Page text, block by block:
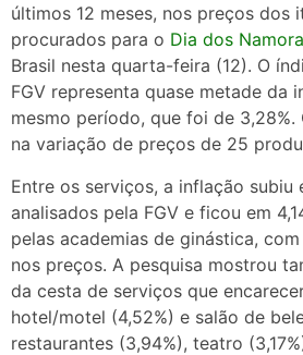
últimos 12 meses, nos preços dos
procurados para o Dia dos
Brasil nesta quarta-feira (12). O
FGV representa quase metade da
mesmo período, que foi de 3,28%.
na variação de preços de 25
Entre os serviços, a inflação subiu
analisados pela FGV e ficou em
pelas academias de ginástica,
nos preços. A pesquisa mostrou
da cesta de serviços que
hotel/motel (4,52%) e salão de
restaurantes (3,94%), teatro